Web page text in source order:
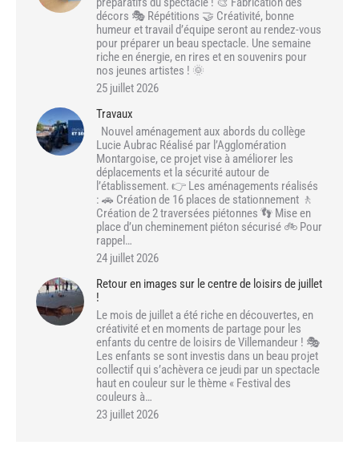
décors 🎭 Répétitions 🤝 Créativité, bonne
humeur et travail d’équipe seront au rendez-vous
pour préparer un beau spectacle. Une semaine
riche en énergie, en rires et en souvenirs pour
nos jeunes artistes ! 🌞
25 juillet 2026
Travaux
Nouvel aménagement aux abords du collège
Lucie Aubrac Réalisé par l’Agglomération
Montargoise, ce projet vise à améliorer les
déplacements et la sécurité autour de
l’établissement. 👉 Les aménagements réalisés
: 🚗 Création de 16 places de stationnement 🚶
Création de 2 traversées piétonnes 👣 Mise en
place d’un cheminement piéton sécurisé 🚲 Pour
rappel…
24 juillet 2026
Retour en images sur le centre de loisirs de juillet
!
Le mois de juillet a été riche en découvertes, en
créativité et en moments de partage pour les
enfants du centre de loisirs de Villemandeur ! 🎭
Les enfants se sont investis dans un beau projet
collectif qui s’achèvera ce jeudi par un spectacle
haut en couleur sur le thème « Festival des
couleurs à…
23 juillet 2026